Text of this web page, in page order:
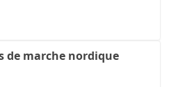
de marche nordique